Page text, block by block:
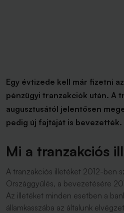
Egy évtizede kell már fizetni
pénzügyi tranzakciók után. A
augusztusától jelentősen
pedig új fajtáját is bevezették.
Mi a tranzakciós
A tranzakciós illetéket 2012-ben
Országgyűlés, a bevezetésére
Az illetéket minden esetben a
államkasszába az általunk